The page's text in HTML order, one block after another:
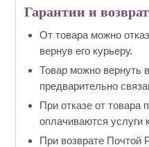
Гарантии и возврат
От товара можно
вернув его курьеру.
Товар можно вернуть
предварительно
При отказе от товара
оплачиваются услуги
При возврате Почтой